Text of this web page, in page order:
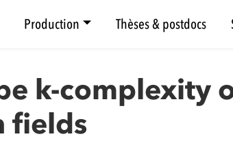
Production Thèses & postdocs
k-complexity
fields